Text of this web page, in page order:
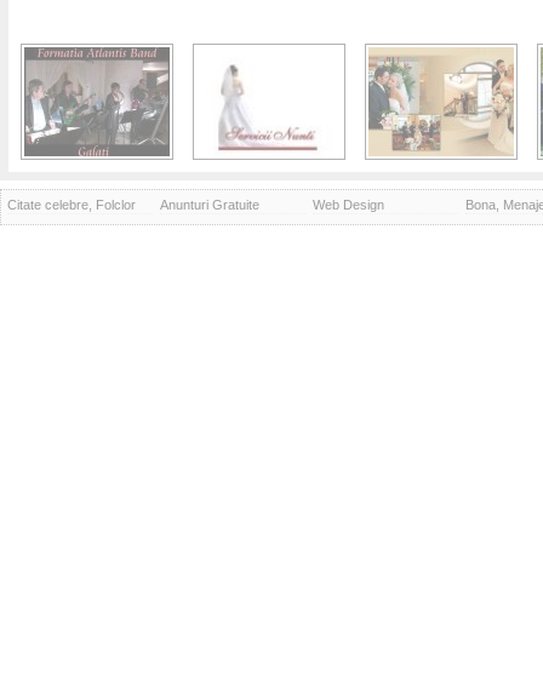
Citate celebre, Folclor Anunturi Gratuite Web Design Bona,